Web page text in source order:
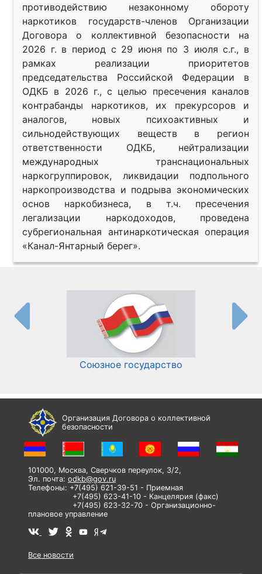
противодействию незаконному обороту
наркотиков государств-членов Организации
Договора о коллективной безопасности на
2026 г. в период с 29 июня по 3 июля с.г., в
рамках реализации приоритетов
председательства Российской Федерации в
ОДКБ в 2026 г., с целью пресечения каналов
контрабанды наркотиков, их прекурсоров и
аналогов, новых психоактивных и
сильнодействующих веществ в регион
ответственности ОДКБ, нейтрализации
международных транснациональных
наркогруппировок, ликвидации подпольного
наркопроизводства и подрыва экономических
основ наркобизнеса, в т.ч. пресечения
легализации наркодоходов, проведена
субрегиональная антинаркотическая операция
«Канал-Янтарный берег».
Союзное государство
Организация Договора о коллективной
безопасности
101000, Москва, Сверчков переулок, 3/2,
Эл. почта: odkb@gov.ru
Телефоны: +7(495) 621-39-51 - Приемная
+7(495) 623-41-10 - Канцелярия (факс)
+7(495) 623-32-70 - Организационно-
плановое управление
Все новости